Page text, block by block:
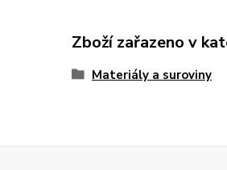
Zboží zařazeno v
Materiály a suroviny